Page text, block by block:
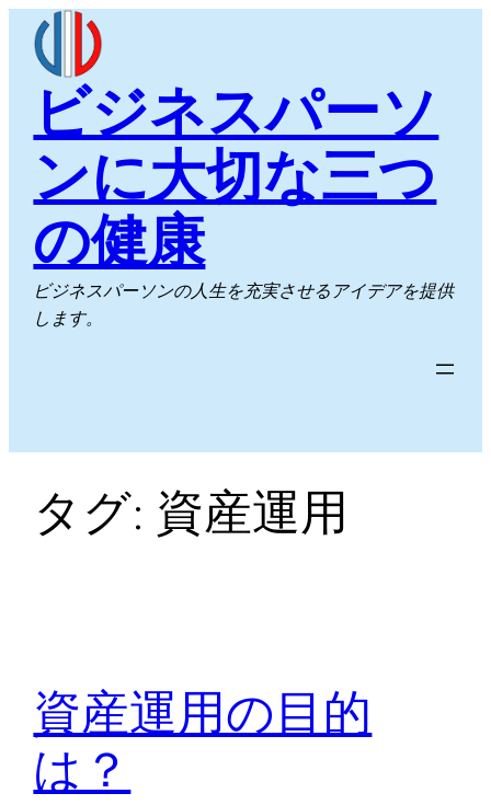
ビジネスパーソ
ンに大切な三つ
の健康
ビジネスパーソンの人生を充実させるアイデアを提供
します。
タグ: 資産運用
資産運用の目的
は？